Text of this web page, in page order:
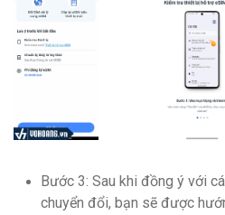
Bước 3: Sau khi đồng ý với
chuyển đổi, bạn sẽ được